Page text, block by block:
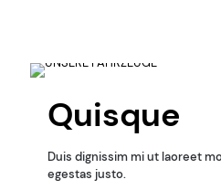
Quisque
Duis dignissim mi ut laoreet
egestas justo.